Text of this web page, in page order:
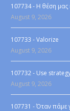
107734 - Η θέση μας
August 9, 2026
107733 - Valorize
August 9, 2026
107732 - Use
August 9, 2026
107731 - Όταν πάμε